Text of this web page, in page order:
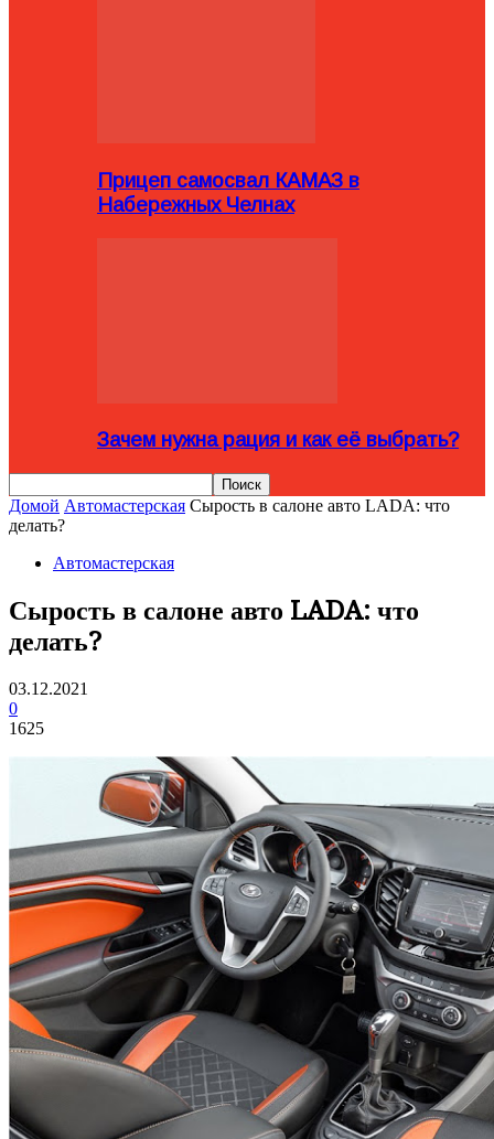
Прицеп самосвал КАМАЗ в
Набережных Челнах
Зачем нужна рация и как её выбрать?
Домой Автомастерская Сырость в салоне авто LADA: что
делать?
Автомастерская
Сырость в салоне авто LADA: что
делать?
03.12.2021
0
1625